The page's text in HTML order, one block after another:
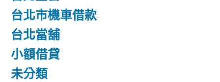
台北市機車借款
台北當舖
小額借貸
未分類